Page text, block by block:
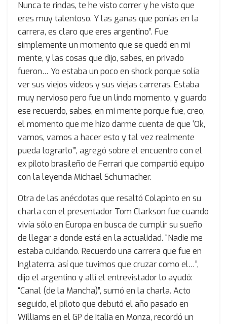
Nunca te rindas, te he visto correr y he visto que
eres muy talentoso. Y las ganas que ponías en la
carrera, es claro que eres argentino”. Fue
simplemente un momento que se quedó en mi
mente, y las cosas que dijo, sabes, en privado
fueron… Yo estaba un poco en shock porque solía
ver sus viejos videos y sus viejas carreras. Estaba
muy nervioso pero fue un lindo momento, y guardo
ese recuerdo, sabes, en mi mente porque fue, creo,
el momento que me hizo darme cuenta de que ‘Ok,
vamos, vamos a hacer esto y tal vez realmente
pueda lograrlo’”, agregó sobre el encuentro con el
ex piloto brasileño de Ferrari que compartió equipo
con la leyenda Michael Schumacher.
Otra de las anécdotas que resaltó Colapinto en su
charla con el presentador Tom Clarkson fue cuando
vivía sólo en Europa en busca de cumplir su sueño
de llegar a donde está en la actualidad. “Nadie me
estaba cuidando. Recuerdo una carrera que fue en
Inglaterra, así que tuvimos que cruzar como el…”,
dijo el argentino y allí el entrevistador lo ayudó:
“Canal (de la Mancha)”, sumó en la charla. Acto
seguido, el piloto que debutó el año pasado en
Williams en el GP de Italia en Monza, recordó un